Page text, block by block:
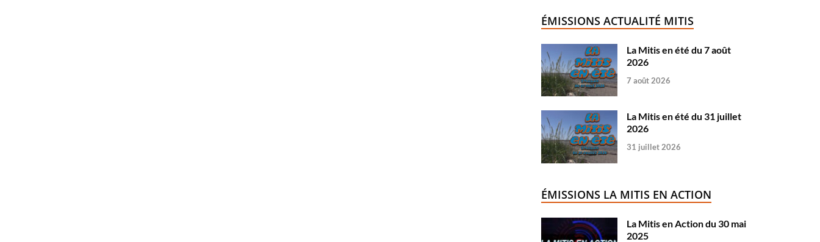
ÉMISSIONS ACTUALITÉ MITIS
La Mitis en été du 7 août
2026
7 août 2026
La Mitis en été du 31 juillet
2026
31 juillet 2026
ÉMISSIONS LA MITIS EN ACTION
La Mitis en Action du 30 mai
2025